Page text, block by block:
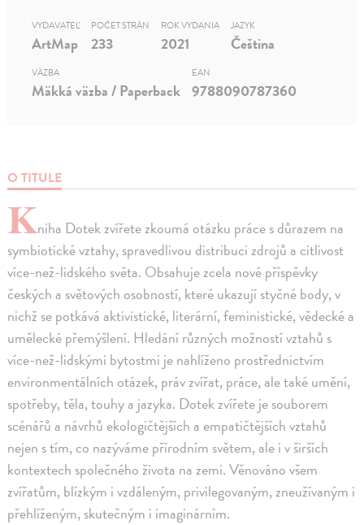
O TITULE
Kniha Dotek zvířete zkoumá otázku práce s důrazem na
symbiotické vztahy, spravedlivou distribuci zdrojů a citlivost
více-než-lidského světa. Obsahuje zcela nové příspěvky
českých a světových osobností, které ukazují styčné body, v
nichž se potkává aktivistické, literární, feministické, vědecké a
umělecké přemýšlení. Hledání různých možností vztahů s
více-než-lidskými bytostmi je nahlíženo prostřednictvím
environmentálních otázek, práv zvířat, práce, ale také umění,
spotřeby, těla, touhy a jazyka. Dotek zvířete je souborem
scénářů a návrhů ekologičtějších a empatičtějších vztahů
nejen s tím, co nazýváme přírodním světem, ale i v širších
kontextech společného života na zemi. Věnováno všem
zvířatům, blízkým i vzdáleným, privilegovaným, zneužívaným i
přehlíženým, skutečným i imaginárním.
VYDAVATEĽ
ArtMap
POČET STRÁN
233
ROK VYDANIA
2021
JAZYK
Čeština
VÄZBA
Mäkká väzba / Paperback
EAN
9788090787360